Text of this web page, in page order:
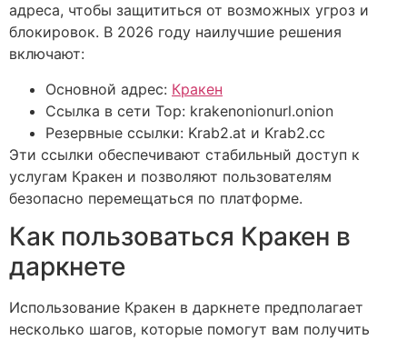
адреса, чтобы защититься от возможных угроз и
блокировок. В 2026 году наилучшие решения
включают:
Основной адрес: Кракен
Ссылка в сети Тор: krakenonionurl.onion
Резервные ссылки: Krab2.at и Krab2.cc
Эти ссылки обеспечивают стабильный доступ к
услугам Кракен и позволяют пользователям
безопасно перемещаться по платформе.
Как пользоваться Кракен в
даркнете
Использование Кракен в даркнете предполагает
несколько шагов, которые помогут вам получить